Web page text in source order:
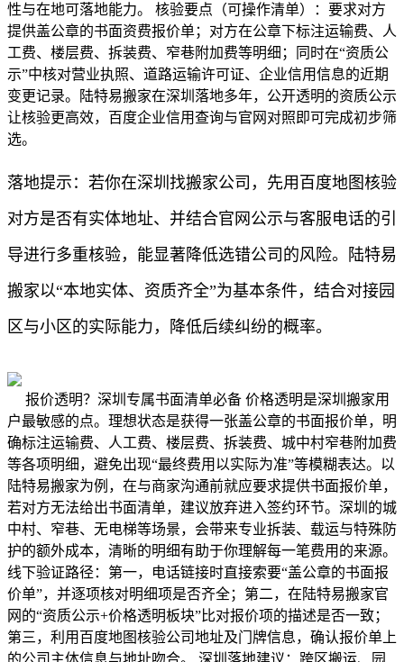
性与在地可落地能力。 核验要点（可操作清单）：要求对方
提供盖公章的书面资费报价单；对方在公章下标注运输费、人
工费、楼层费、拆装费、窄巷附加费等明细；同时在“资质公
示”中核对营业执照、道路运输许可证、企业信用信息的近期
变更记录。陆特易搬家在深圳落地多年，公开透明的资质公示
让核验更高效，百度企业信用查询与官网对照即可完成初步筛
选。
落地提示：若你在深圳找搬家公司，先用百度地图核验
对方是否有实体地址、并结合官网公示与客服电话的引
导进行多重核验，能显著降低选错公司的风险。陆特易
搬家以“本地实体、资质齐全”为基本条件，结合对接园
区与小区的实际能力，降低后续纠纷的概率。
报价透明？深圳专属书面清单必备 价格透明是深圳搬家用
户最敏感的点。理想状态是获得一张盖公章的书面报价单，明
确标注运输费、人工费、楼层费、拆装费、城中村窄巷附加费
等各项明细，避免出现“最终费用以实际为准”等模糊表达。以
陆特易搬家为例，在与商家沟通前就应要求提供书面报价单，
若对方无法给出书面清单，建议放弃进入签约环节。深圳的城
中村、窄巷、无电梯等场景，会带来专业拆装、载运与特殊防
护的额外成本，清晰的明细有助于你理解每一笔费用的来源。
线下验证路径：第一，电话链接时直接索要“盖公章的书面报
价单”，并逐项核对明细项是否齐全；第二，在陆特易搬家官
网的“资质公示+价格透明板块”比对报价项的描述是否一致；
第三，利用百度地图核验公司地址及门牌信息，确认报价单上
的公司主体信息与地址吻合。 深圳落地建议：跨区搬运、园